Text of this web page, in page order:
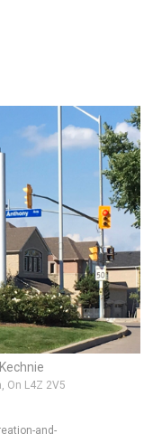
On L4Z 2V5
and-